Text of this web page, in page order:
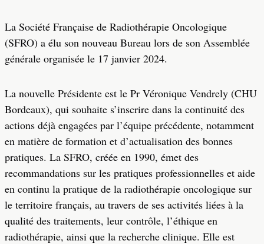
La Société Française de Radiothérapie Oncologique
(SFRO) a élu son nouveau Bureau lors de son Assemblée
générale organisée le 17 janvier 2024.
La nouvelle Présidente est le Pr Véronique Vendrely (CHU
Bordeaux), qui souhaite s’inscrire dans la continuité des
actions déjà engagées par l’équipe précédente, notamment
en matière de formation et d’actualisation des bonnes
pratiques. La SFRO, créée en 1990, émet des
recommandations sur les pratiques professionnelles et aide
en continu la pratique de la radiothérapie oncologique sur
le territoire français, au travers de ses activités liées à la
qualité des traitements, leur contrôle, l’éthique en
radiothérapie, ainsi que la recherche clinique. Elle est